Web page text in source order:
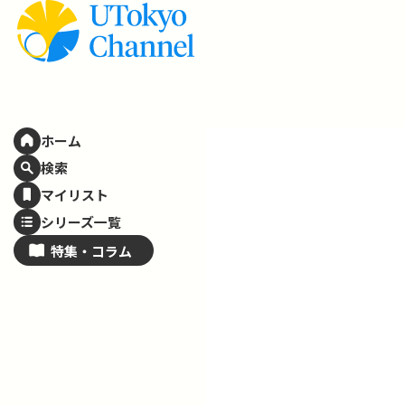
ホーム
検索
マイリスト
シリーズ一覧
特集・ コラム